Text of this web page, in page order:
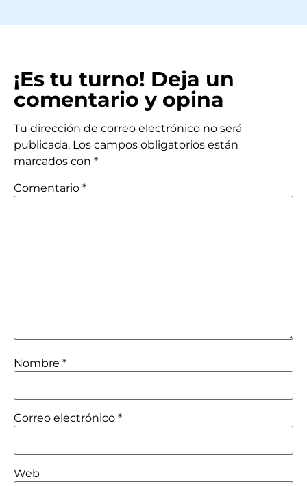
¡Es tu turno! Deja un
comentario y opina
Tu dirección de correo electrónico no será
publicada. Los campos obligatorios están
marcados con *
Comentario *
Nombre *
Correo electrónico *
Web